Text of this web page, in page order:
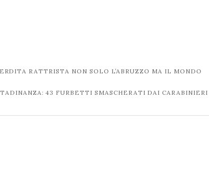
RATTRISTA NON SOLO L’ABRUZZO MA IL MONDO
43 FURBETTI SMASCHERATI DAI CARABINIERI